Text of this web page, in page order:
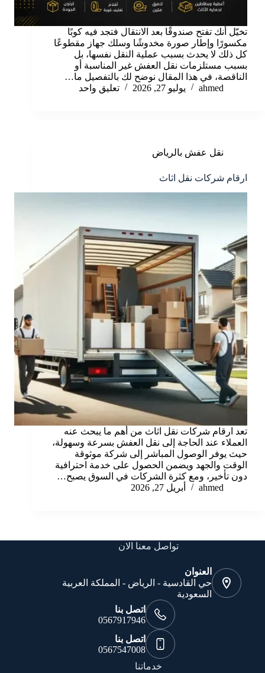
تخيّل أنك تفتح صندوقًا بعد الانتقال فتجد فيه كوبًا
مكسورًا وإطار صورة مخدوشًا وسلك جهاز مقطوعًا
كل ذلك لا يحدث بسبب عملية النقل نفسها، بل
بسبب مستلزمات نقل العفش غير المناسبة أو
الناقصة، في هذا المقال نوضح لك بالتفصيل ما…
ahmed
يوليو 27, 2026 تعليق واحد
نقل عفش بالرياض
ارقام شركات نقل اثاث
تعد ارقام شركات نقل اثاث من أهم ما يبحث عنه
العملاء عند الحاجة إلى نقل العفش بسرعة وسهولة،
حيث يوفر الوصول المباشر إلى شركة موثوقة
الوقت والجهد ويضمن الحصول على خدمة احترافية
دون تأخير، ومع كثرة الشركات في السوق يصبح…
ahmed
أبريل 27, 2026
تواصل معنا الان
العنوان
حي القادسية - الرياض - المملكة العربية
السعودية
اتصل بنا
0567917946
اتصل بنا
0567547008
خدماتنا